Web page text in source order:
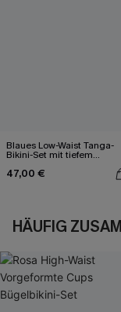
Blaues Low-Waist Tanga-
Bikini-Set mit tiefem
47,00 €
HÄUFIG